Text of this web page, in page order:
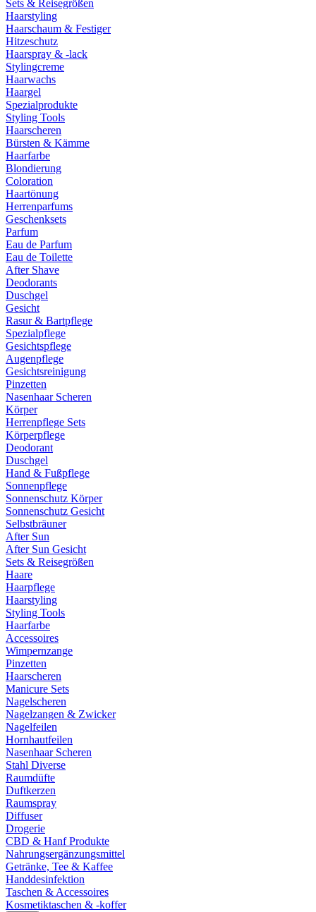
Sets & Reisegrößen
Haarstyling
Haarschaum & Festiger
Hitzeschutz
Haarspray & -lack
Stylingcreme
Haarwachs
Haargel
Spezialprodukte
Styling Tools
Haarscheren
Bürsten & Kämme
Haarfarbe
Blondierung
Coloration
Haartönung
Herrenparfums
Geschenksets
Parfum
Eau de Parfum
Eau de Toilette
After Shave
Deodorants
Duschgel
Gesicht
Rasur & Bartpflege
Spezialpflege
Gesichtspflege
Augenpflege
Gesichtsreinigung
Pinzetten
Nasenhaar Scheren
Körper
Herrenpflege Sets
Körperpflege
Deodorant
Duschgel
Hand & Fußpflege
Sonnenpflege
Sonnenschutz Körper
Sonnenschutz Gesicht
Selbstbräuner
After Sun
After Sun Gesicht
Sets & Reisegrößen
Haare
Haarpflege
Haarstyling
Styling Tools
Haarfarbe
Accessoires
Wimpernzange
Pinzetten
Haarscheren
Manicure Sets
Nagelscheren
Nagelzangen & Zwicker
Nagelfeilen
Hornhautfeilen
Nasenhaar Scheren
Stahl Diverse
Raumdüfte
Duftkerzen
Raumspray
Diffuser
Drogerie
CBD & Hanf Produkte
Nahrungsergänzungsmittel
Getränke, Tee & Kaffee
Handdesinfektion
Taschen & Accessoires
Kosmetiktaschen & -koffer